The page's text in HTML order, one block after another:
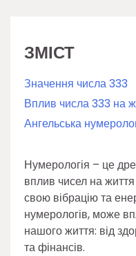
ЗМІСТ
Значення числа 333
Вплив числа 333 на
Ангельська
Нумерологія – це
вплив чисел на
свою вібрацію та
нумерологів, може
нашого життя: від
та фінансів.